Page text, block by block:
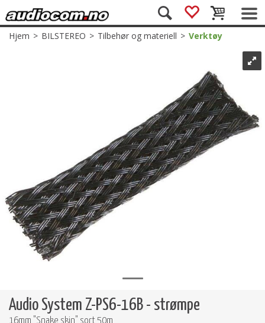
Hjem>BILSTEREO>Tilbehør og materiell>Verktøy
Audio System Z-PS6-16B - strømpe
16mm "Snake skin" sort 50m